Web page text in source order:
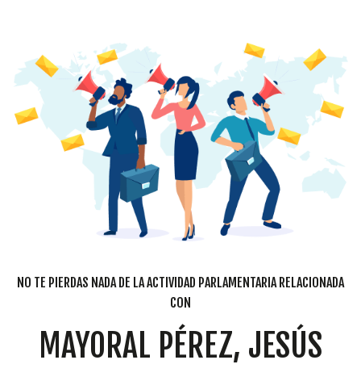
NO TE PIERDAS NADA DE LA ACTIVIDAD PARLAMENTARIA RELACIONADA
CON
MAYORAL PÉREZ, JESÚS